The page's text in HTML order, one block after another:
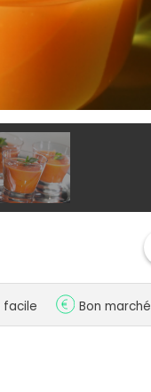
facile Bon marché